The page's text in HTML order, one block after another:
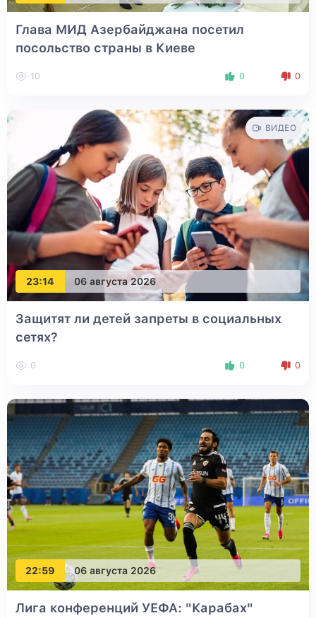
Глава МИД Азербайджана посетил
посольство страны в Киеве
10 0 0
23:14 06 августа 2026
ВИДЕО
Защитят ли детей запреты в социальных
сетях?
0 0 0
22:59 06 августа 2026
Лига конференций УЕФА: "Карабах"